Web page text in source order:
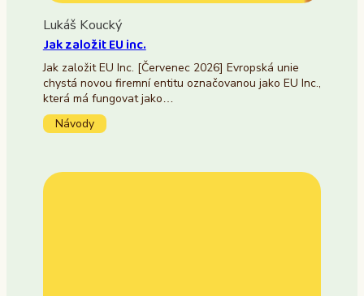
Lukáš Koucký
Jak založit EU inc.
Jak založit EU Inc. [Červenec 2026] Evropská unie
chystá novou firemní entitu označovanou jako EU Inc.,
která má fungovat jako…
Návody